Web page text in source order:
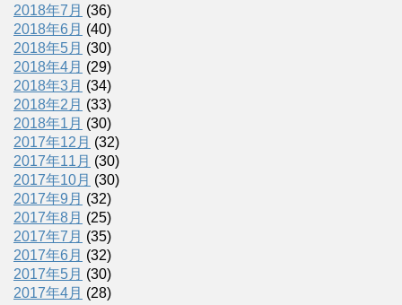
2018年7月 (36)
2018年6月 (40)
2018年5月 (30)
2018年4月 (29)
2018年3月 (34)
2018年2月 (33)
2018年1月 (30)
2017年12月 (32)
2017年11月 (30)
2017年10月 (30)
2017年9月 (32)
2017年8月 (25)
2017年7月 (35)
2017年6月 (32)
2017年5月 (30)
2017年4月 (28)